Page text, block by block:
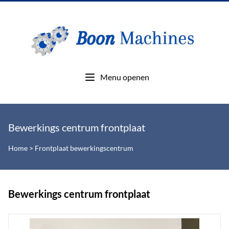
Menu openen
Bewerkings centrum frontplaat
Home > Frontplaat bewerkingscentrum
Bewerkings centrum frontplaat